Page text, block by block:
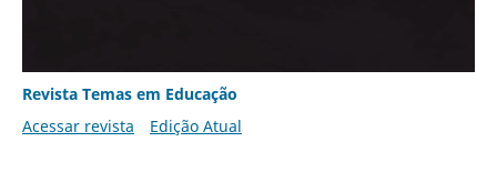
Revista Temas em Educação
Acessar revista
Edição Atual